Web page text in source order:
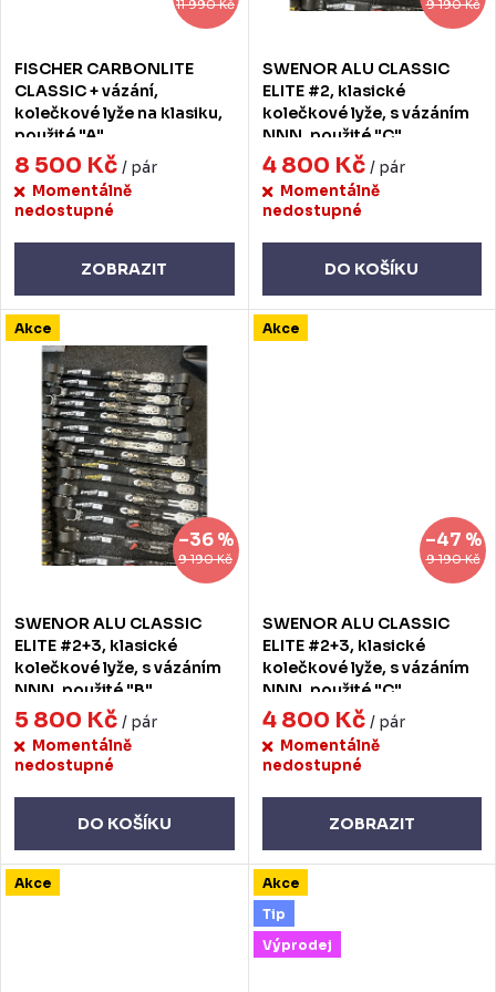
u
k
t
ů
d
u
k
t
ů
11 990 Kč
FISCHER CARBONLITE
CLASSIC + vázání,
kolečkové lyže na klasiku,
použité "A"
8 500 Kč / pár
Momentálně
nedostupné
ZOBRAZIT
9 190 Kč
SWENOR ALU CLASSIC
ELITE #2, klasické
kolečkové lyže, s vázáním
NNN, použité "C"
4 800 Kč / pár
Momentálně
nedostupné
DO KOŠÍKU
Akce
9 190 Kč
–36 %
SWENOR ALU CLASSIC
ELITE #2+3, klasické
kolečkové lyže, s vázáním
NNN, použité "B"
5 800 Kč / pár
Momentálně
nedostupné
DO KOŠÍKU
Akce
9 190 Kč
–47 %
SWENOR ALU CLASSIC
ELITE #2+3, klasické
kolečkové lyže, s vázáním
NNN, použité "C"
4 800 Kč / pár
Momentálně
nedostupné
ZOBRAZIT
Akce
Akce
Tip
Výprodej